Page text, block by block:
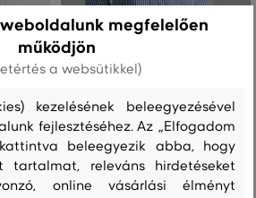
BD LS
28 990 Ft
490 Ft
ING GANT STRIPED SHIELD POPLIN
SHIRT
34 990 Ft
17 490 Ft
megfelelően
működjön
a websütikkel)
kezelésének beleegyezésével
fejlesztéséhez. Az „Elfogadom
beleegyezik abba, hogy
tartalmat, releváns hirdetéseket
online vásárlási élményt